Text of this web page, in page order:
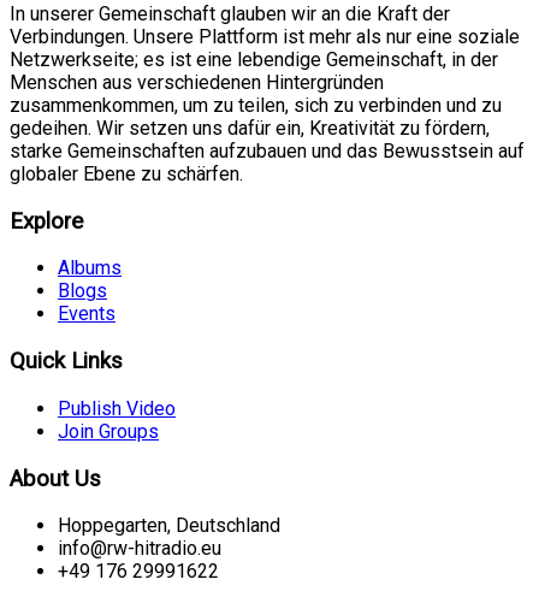
In unserer Gemeinschaft glauben wir an die Kraft der
Verbindungen. Unsere Plattform ist mehr als nur eine soziale
Netzwerkseite; es ist eine lebendige Gemeinschaft, in der
Menschen aus verschiedenen Hintergründen
zusammenkommen, um zu teilen, sich zu verbinden und zu
gedeihen. Wir setzen uns dafür ein, Kreativität zu fördern,
starke Gemeinschaften aufzubauen und das Bewusstsein auf
globaler Ebene zu schärfen.
Explore
Albums
Blogs
Events
Quick Links
Publish Video
Join Groups
About Us
Hoppegarten, Deutschland
info@rw-hitradio.eu
+49 176 29991622